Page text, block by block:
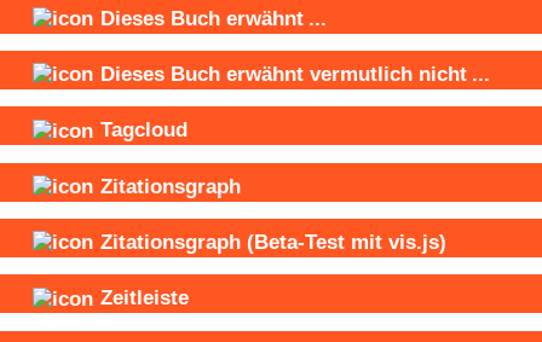
Dieses Buch erwähnt ...
Dieses Buch erwähnt vermutlich nicht ...
Tagcloud
Zitationsgraph
Zitationsgraph (Beta-Test mit vis.js)
Zeitleiste